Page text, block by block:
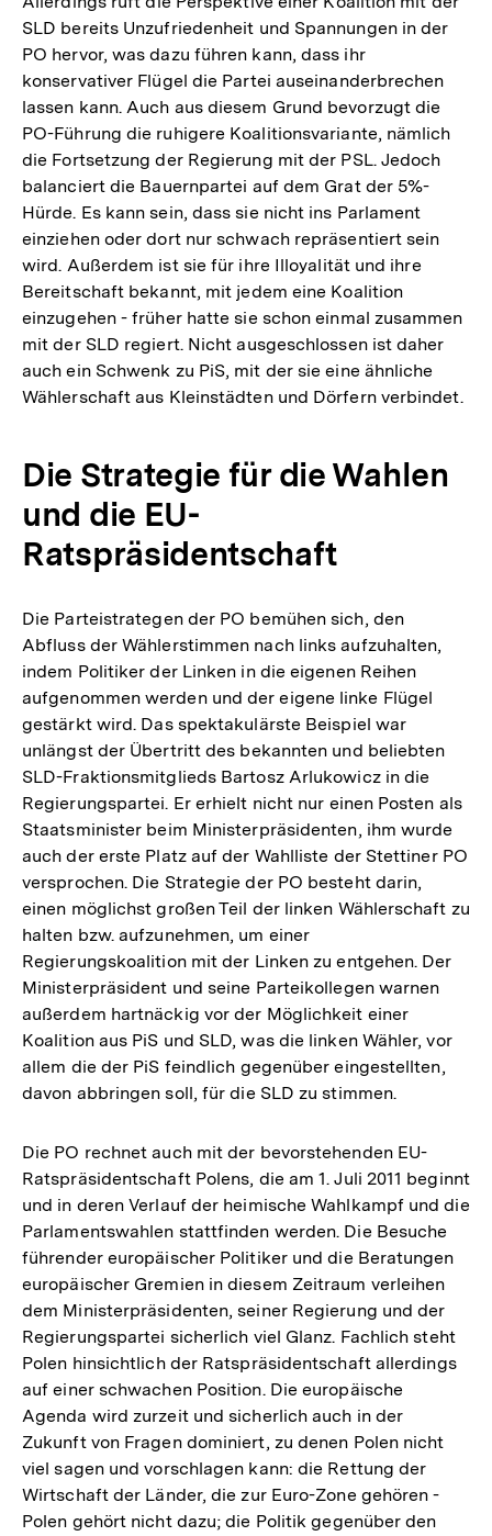
SLD bereits Unzufriedenheit und Spannungen in der
PO hervor, was dazu führen kann, dass ihr
konservativer Flügel die Partei auseinanderbrechen
lassen kann. Auch aus diesem Grund bevorzugt die
PO-Führung die ruhigere Koalitionsvariante, nämlich
die Fortsetzung der Regierung mit der PSL. Jedoch
balanciert die Bauernpartei auf dem Grat der 5%-
Hürde. Es kann sein, dass sie nicht ins Parlament
einziehen oder dort nur schwach repräsentiert sein
wird. Außerdem ist sie für ihre Illoyalität und ihre
Bereitschaft bekannt, mit jedem eine Koalition
einzugehen - früher hatte sie schon einmal zusammen
mit der SLD regiert. Nicht ausgeschlossen ist daher
auch ein Schwenk zu PiS, mit der sie eine ähnliche
Wählerschaft aus Kleinstädten und Dörfern verbindet.
Die Strategie für die Wahlen
und die EU-
Ratspräsidentschaft
Die Parteistrategen der PO bemühen sich, den
Abfluss der Wählerstimmen nach links aufzuhalten,
indem Politiker der Linken in die eigenen Reihen
aufgenommen werden und der eigene linke Flügel
gestärkt wird. Das spektakulärste Beispiel war
unlängst der Übertritt des bekannten und beliebten
SLD-Fraktionsmitglieds Bartosz Arlukowicz in die
Regierungspartei. Er erhielt nicht nur einen Posten als
Staatsminister beim Ministerpräsidenten, ihm wurde
auch der erste Platz auf der Wahlliste der Stettiner PO
versprochen. Die Strategie der PO besteht darin,
einen möglichst großen Teil der linken Wählerschaft zu
halten bzw. aufzunehmen, um einer
Regierungskoalition mit der Linken zu entgehen. Der
Ministerpräsident und seine Parteikollegen warnen
außerdem hartnäckig vor der Möglichkeit einer
Koalition aus PiS und SLD, was die linken Wähler, vor
allem die der PiS feindlich gegenüber eingestellten,
davon abbringen soll, für die SLD zu stimmen.
Die PO rechnet auch mit der bevorstehenden EU-
Ratspräsidentschaft Polens, die am 1. Juli 2011 beginnt
und in deren Verlauf der heimische Wahlkampf und die
Parlamentswahlen stattfinden werden. Die Besuche
führender europäischer Politiker und die Beratungen
europäischer Gremien in diesem Zeitraum verleihen
dem Ministerpräsidenten, seiner Regierung und der
Regierungspartei sicherlich viel Glanz. Fachlich steht
Polen hinsichtlich der Ratspräsidentschaft allerdings
auf einer schwachen Position. Die europäische
Agenda wird zurzeit und sicherlich auch in der
Zukunft von Fragen dominiert, zu denen Polen nicht
viel sagen und vorschlagen kann: die Rettung der
Wirtschaft der Länder, die zur Euro-Zone gehören -
Polen gehört nicht dazu; die Politik gegenüber den